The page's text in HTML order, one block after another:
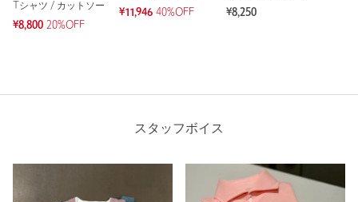
Tシャツ / カットソー
¥8,800 20%OFF
¥11,946 40%OFF
¥8,250
スタッフボイス